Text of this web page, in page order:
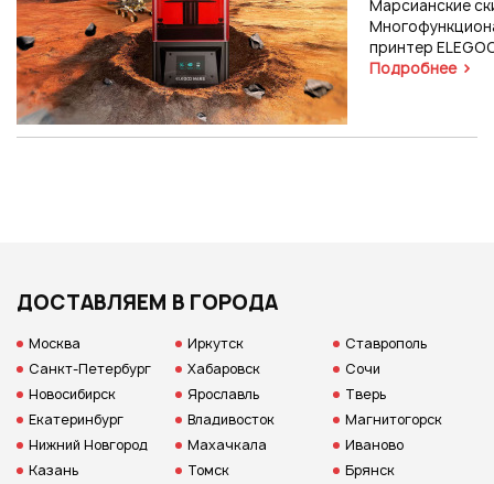
Марсианские
принтер
Подробнее
ДОСТАВЛЯЕМ В ГОРОДА
Москва
Санкт-Петербург
Новосибирск
Екатеринбург
Нижний Новгород
Казань
Иркутск
Хабаровск
Ярославль
Владивосток
Махачкала
Томск
Ставрополь
Сочи
Тверь
Магнитогорск
Иваново
Брянск
Нажимая на кнопку "Отправить", вы даете согласие на обработку
персональных данных
Отправить
Нажимая на кнопку "Отправить", вы даете согласие на обработку
Или войти через соц сети
ВОЙТИ ЧЕРЕЗ GOOGLE
Отправить
Нажимая на кнопку "Отправить", вы даете согласие на обработку
персональных данных